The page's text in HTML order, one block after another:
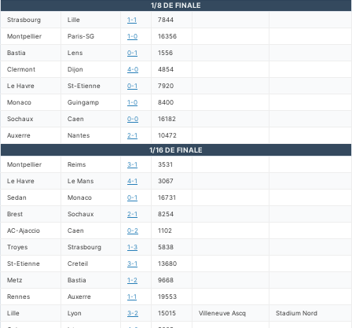
1/8 DE FINALE
Strasbourg Lille 1-1 7844
Montpellier Paris-SG 1-0 16356
Bastia Lens 0-1 1556
Clermont Dijon 4-0 4854
Le Havre St-Etienne 0-1 7920
Monaco Guingamp 1-0 8400
Sochaux Caen 0-0 16182
Auxerre Nantes 2-1 10472
1/16 DE FINALE
Montpellier Reims 3-1 3531
Le Havre Le Mans 4-1 3067
Sedan Monaco 0-1 16731
Brest Sochaux 2-1 8254
AC-Ajaccio Caen 0-2 1102
Troyes Strasbourg 1-3 5838
St-Etienne Creteil 3-1 13680
Metz Bastia 1-2 9668
Rennes Auxerre 1-1 19553
Lille Lyon 3-2 15015 Villeneuve Ascq Stadium Nord